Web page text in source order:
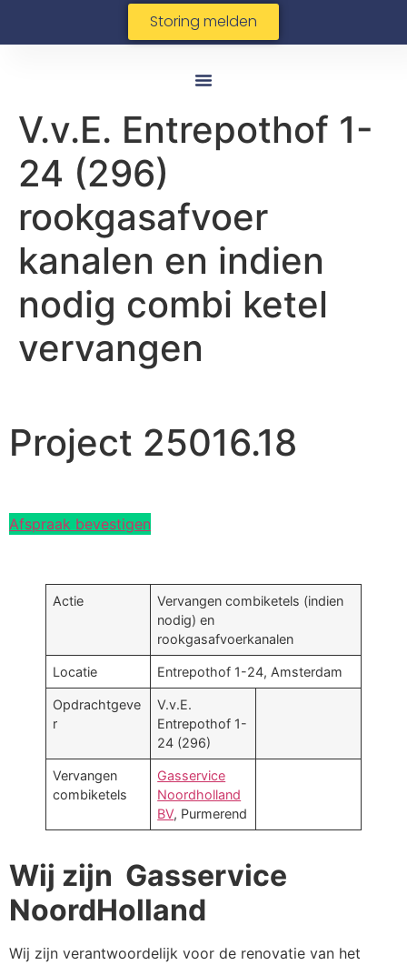
Storing melden
V.v.E. Entrepothof 1-
24 (296)
rookgasafvoer
kanalen en indien
nodig combi ketel
vervangen
Project 25016.18
Afspraak bevestigen
Actie
Vervangen combiketels (indien
nodig) en
rookgasafvoerkanalen
Locatie Entrepothof 1-24, Amsterdam
Opdrachtgeve
r
V.v.E.
Entrepothof 1-
24 (296)
Vervangen
combiketels
Gasservice
Noordholland
BV, Purmerend
Wij zijn Gasservice
NoordHolland
Wij zijn verantwoordelijk voor de renovatie van het